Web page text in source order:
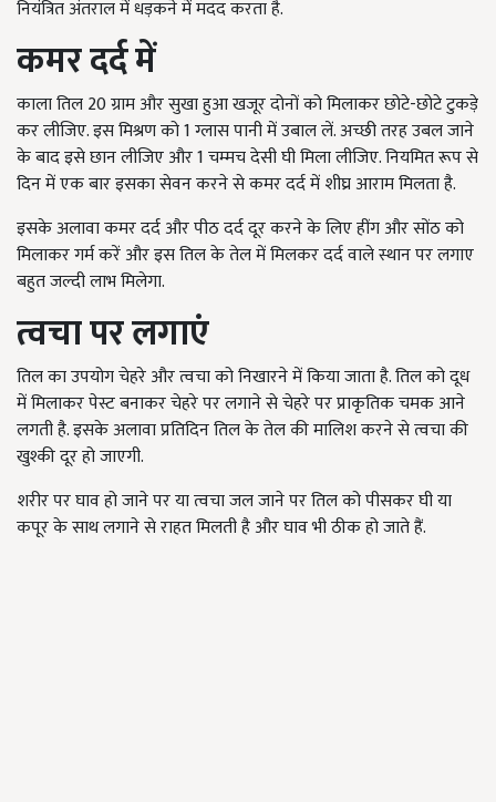
नियंत्रित अंतराल में धड़कने में मदद करता है.
कमर दर्द में
काला तिल 20 ग्राम और सुखा हुआ खजूर दोनों को मिलाकर छोटे-छोटे टुकड़े
कर लीजिए. इस मिश्रण को 1 ग्लास पानी में उबाल लें. अच्छी तरह उबल जाने
के बाद इसे छान लीजिए और 1 चम्मच देसी घी मिला लीजिए. नियमित रूप से
दिन में एक बार इसका सेवन करने से कमर दर्द में शीघ्र आराम मिलता है.
इसके अलावा कमर दर्द और पीठ दर्द दूर करने के लिए हींग और सोंठ को
मिलाकर गर्म करें और इस तिल के तेल में मिलकर दर्द वाले स्थान पर लगाए
बहुत जल्दी लाभ मिलेगा.
त्वचा पर लगाएं
तिल का उपयोग चेहरे और त्वचा को निखारने में किया जाता है. तिल को दूध
में मिलाकर पेस्ट बनाकर चेहरे पर लगाने से चेहरे पर प्राकृतिक चमक आने
लगती है. इसके अलावा प्रतिदिन तिल के तेल की मालिश करने से त्वचा की
खुश्की दूर हो जाएगी.
शरीर पर घाव हो जाने पर या त्वचा जल जाने पर तिल को पीसकर घी या
कपूर के साथ लगाने से राहत मिलती है और घाव भी ठीक हो जाते हैं.